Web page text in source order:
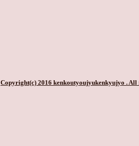
Copyright(c) 2016 kenkoutyoujyukenkyujyo . All